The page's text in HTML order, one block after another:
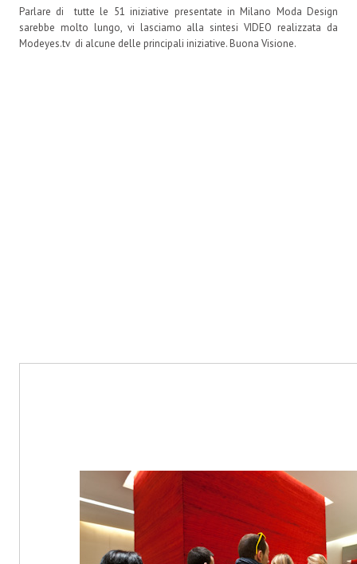
Parlare di tutte le 51 iniziative presentate in Milano Moda Design
sarebbe molto lungo, vi lasciamo alla sintesi VIDEO realizzata da
Modeyes.tv di alcune delle principali iniziative. Buona Visione.